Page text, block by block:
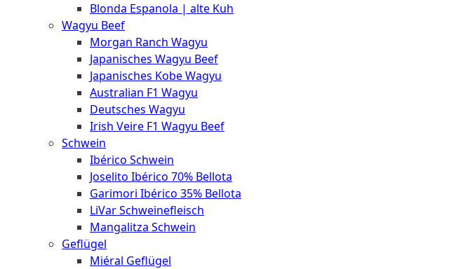
Blonda Espanola | alte Kuh
Wagyu Beef
Morgan Ranch Wagyu
Japanisches Wagyu Beef
Japanisches Kobe Wagyu
Australian F1 Wagyu
Deutsches Wagyu
Irish Veire F1 Wagyu Beef
Schwein
Ibérico Schwein
Joselito Ibérico 70% Bellota
Garimori Ibérico 35% Bellota
LiVar Schweinefleisch
Mangalitza Schwein
Geflügel
Miéral Geflügel